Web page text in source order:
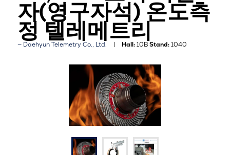
자(영구자석) 온도측
정 텔레메트리
Daehyun Telemetry Co., Ltd. Hall:10BStand:1040